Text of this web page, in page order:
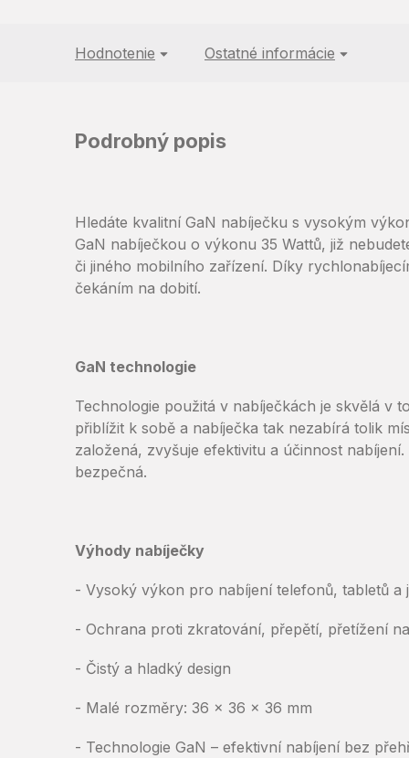
Hodnotenie Ostatné informácie
Podrobný popis
Hledáte kvalitní GaN nabíječku s vysokým
GaN nabíječkou o výkonu 35 Wattů, již
či jiného mobilního zařízení. Díky
čekáním na dobití.
GaN technologie
Technologie použitá v nabíječkách je skvělá v
přiblížit k sobě a nabíječka tak nezabírá tolik
založená, zvyšuje efektivitu a účinnost
bezpečná.
Výhody nabíječky
- Vysoký výkon pro nabíjení telefonů, tabletů a
- Ochrana proti zkratování, přepětí, přetížení
- Čistý a hladký design
- Malé rozměry: 36 x 36 x 36 mm
- Technologie GaN – efektivní nabíjení bez